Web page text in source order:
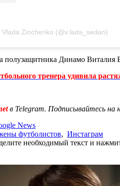
Vlada Zinchenko (@v.lada_sedan)
полузащитника Динамо Виталия
тренера удивила
в Telegram. Подписывайтесь на
News
футболистов, Инстаграм
необходимый текст и